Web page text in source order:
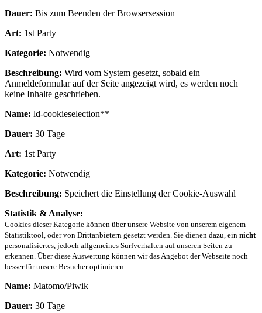
Dauer: Bis zum Beenden der Browsersession
Art: 1st Party
Kategorie: Notwendig
Beschreibung: Wird vom System gesetzt, sobald ein
Anmeldeformular auf der Seite angezeigt wird, es werden noch
keine Inhalte geschrieben.
Name: ld-cookieselection**
Dauer: 30 Tage
Art: 1st Party
Kategorie: Notwendig
Beschreibung: Speichert die Einstellung der Cookie-Auswahl
Statistik & Analyse:
Cookies dieser Kategorie können über unsere Website von unserem eigenem
Statistiktool, oder von Drittanbietern gesetzt werden. Sie dienen dazu, ein nicht
personalisiertes, jedoch allgemeines Surfverhalten auf unseren Seiten zu
erkennen. Über diese Auswertung können wir das Angebot der Webseite noch
besser für unsere Besucher optimieren.
Name: Matomo/Piwik
Dauer: 30 Tage